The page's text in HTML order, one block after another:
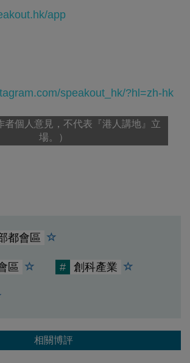
app
speakout_hk/?hl=zh-hk
者個人意見，不代表『港人講地』立
場。）
都會區
區 # 創科產業
相關博評